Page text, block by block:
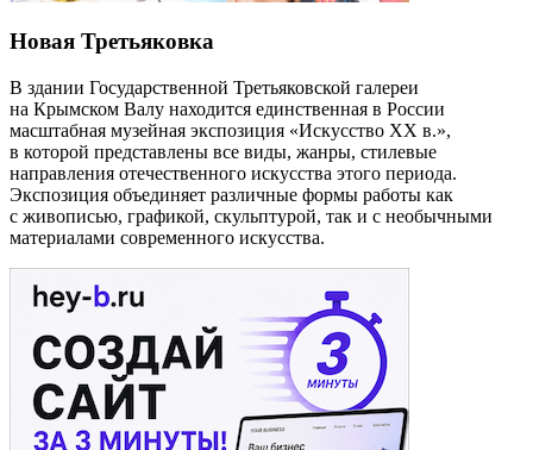
Новая Третьяковка
В здании Государственной Третьяковской галереи
на Крымском Валу находится единственная в России
масштабная музейная экспозиция «Искусство ХХ в.»,
в которой представлены все виды, жанры, стилевые
направления отечественного искусства этого периода.
Экспозиция объединяет различные формы работы как
с живописью, графикой, скульптурой, так и с необычными
материалами современного искусства.